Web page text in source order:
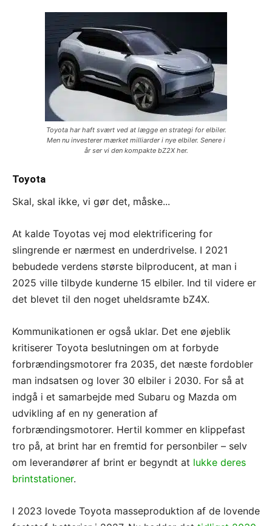
Toyota har haft svært ved at lægge en strategi for elbiler.
Men nu investerer mærket milliarder i nye elbiler. Senere i
år ser vi den kompakte bZ2X her.
Toyota
Skal, skal ikke, vi gør det, måske...
At kalde Toyotas vej mod elektrificering for
slingrende er nærmest en underdrivelse. I 2021
bebudede verdens største bilproducent, at man i
2025 ville tilbyde kunderne 15 elbiler. Ind til videre er
det blevet til den noget uheldsramte bZ4X.
Kommunikationen er også uklar. Det ene øjeblik
kritiserer Toyota beslutningen om at forbyde
forbrændingsmotorer fra 2035, det næste fordobler
man indsatsen og lover 30 elbiler i 2030. For så at
indgå i et samarbejde med Subaru og Mazda om
udvikling af en ny generation af
forbrændingsmotorer. Hertil kommer en klippefast
tro på, at brint har en fremtid for personbiler – selv
om leverandører af brint er begyndt at lukke deres
brintstationer.
I 2023 lovede Toyota masseproduktion af de lovende